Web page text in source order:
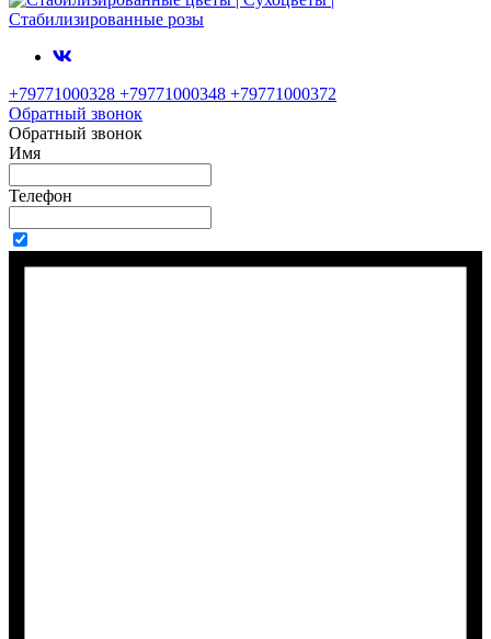
+79771000328 +79771000348 +79771000372
Обратный звонок
Обратный звонок
Имя
Телефон